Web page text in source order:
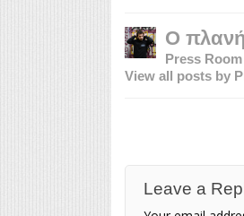
Ο
Press Room
View all posts by
Leave a